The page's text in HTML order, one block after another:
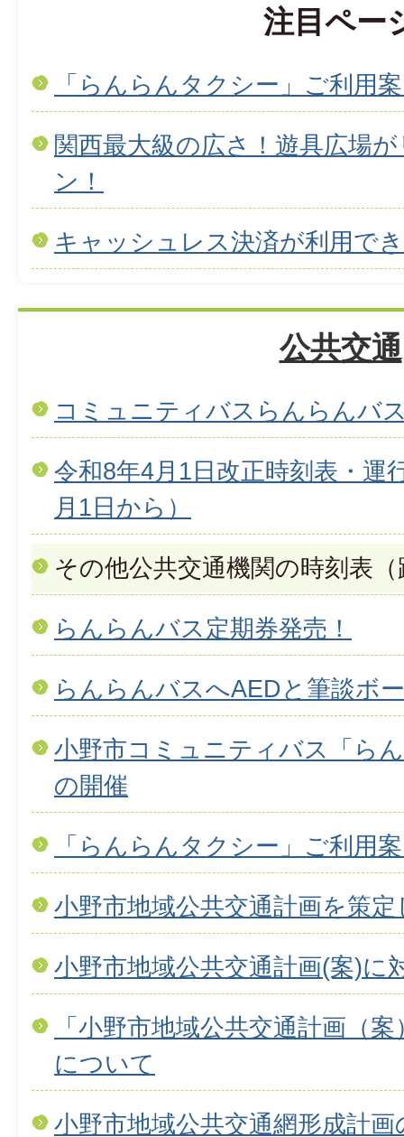
注目ペー
「らんらんタクシー」ご利用
関西最大級の広さ！遊具広場
ン！
キャッシュレス決済が利用で
公共交通
コミュニティバスらんらんバ
令和8年4月1日改正時刻表・運
月1日から）
その他公共交通機関の時刻表
らんらんバス定期券発売！
らんらんバスへAEDと筆談ボ
小野市コミュニティバス「ら
の開催
「らんらんタクシー」ご利用
小野市地域公共交通計画を策
小野市地域公共交通計画(案)に
「小野市地域公共交通計画（
について
小野市地域公共交通網形成計画